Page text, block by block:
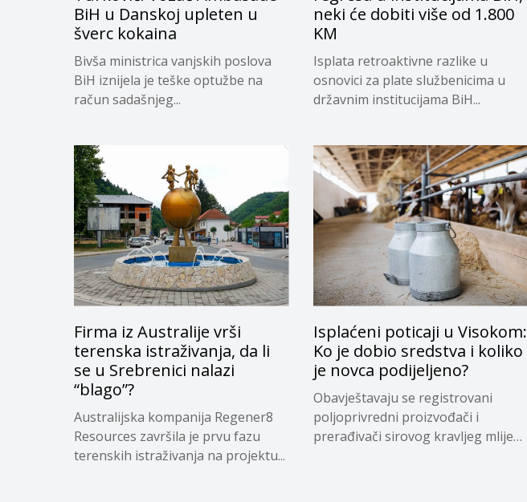
BiH u Danskoj upleten u
šverc kokaina
Bivša ministrica vanjskih poslova
BiH iznijela je teške optužbe na
račun sadašnjeg...
neki će dobiti više od 1.800
KM
Isplata retroaktivne razlike u
osnovici za plate službenicima u
državnim institucijama BiH...
Firma iz Australije vrši
terenska istraživanja, da li
se u Srebrenici nalazi
“blago”?
Australijska kompanija Regener8
Resources završila je prvu fazu
terenskih istraživanja na projektu...
Isplaćeni poticaji u Visokom:
Ko je dobio sredstva i koliko
je novca podijeljeno?
Obavještavaju se registrovani
poljoprivredni proizvođači i
prerađivači sirovog kravljeg mlijeka